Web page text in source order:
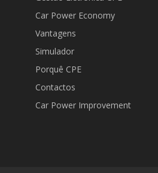
Car Power Economy
Vantagens
Simulador
Porquê CPE
Contactos
Car Power Improvement